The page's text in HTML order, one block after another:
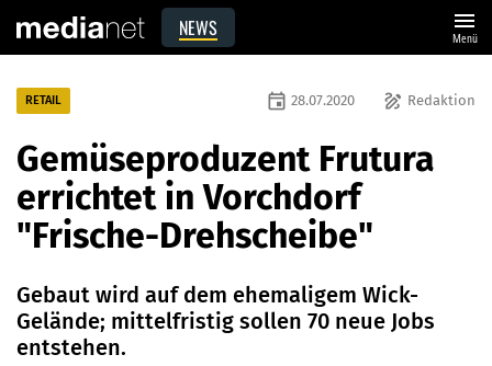
NEWS menu
Menü
RETAIL draw Redaktion
event 28.07.2020
Gemüseproduzent Frutura
errichtet in Vorchdorf
"Frische-Drehscheibe"
Gebaut wird auf dem ehemaligem Wick-
Gelände; mittelfristig sollen 70 neue Jobs
entstehen.